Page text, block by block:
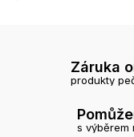
Záruka
produkty
s výběrem